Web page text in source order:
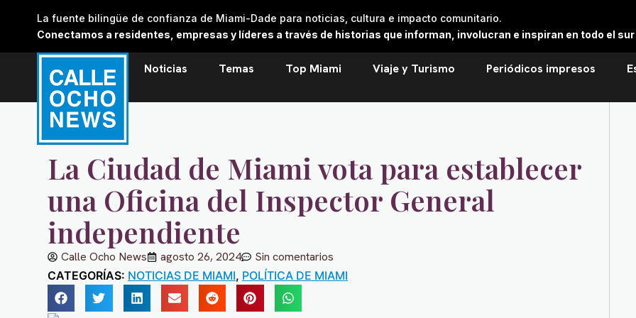
La fuente bilingüe de confianza de Miami-Dade para noticias, cultura e impacto comunitario.
Conectamos a residentes, empresas y líderes a través de historias que informan, involucran e inspiran en todo el sur
Noticias Temas Top Miami Viaje y Turismo Periódicos impresos
La Ciudad de Miami vota para establecer
una Oficina del Inspector General
independiente
Calle Ocho News agosto 26, 2024 Sin comentarios
CATEGORÍAS: NOTICIAS DE MIAMI, POLÍTICA DE MIAMI